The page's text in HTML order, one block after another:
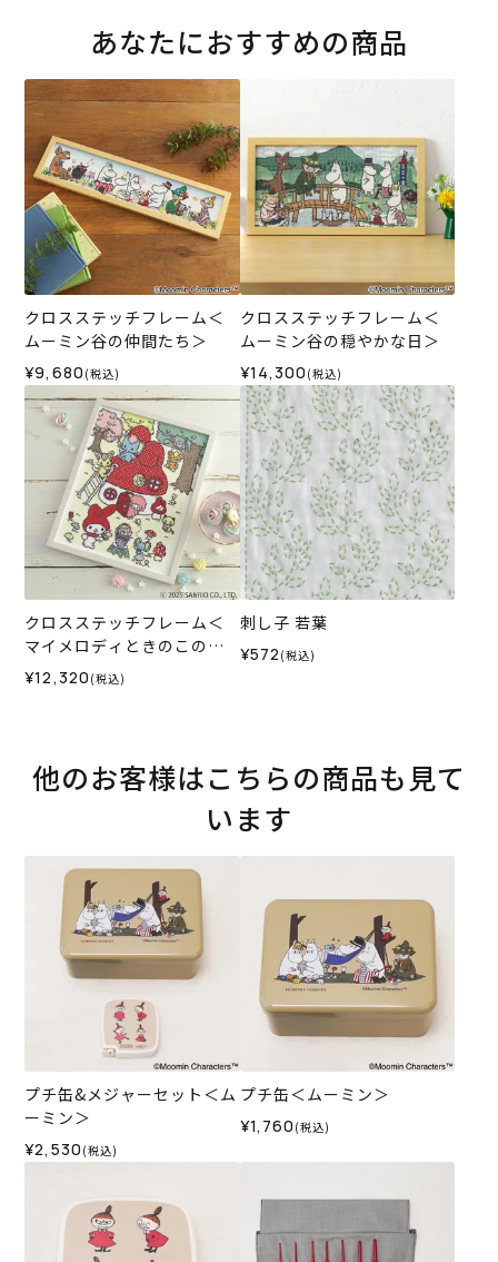
あなたにおすすめの商品
クロスステッチフレーム＜
ムーミン谷の仲間たち＞
¥9,680 (税込)
クロスステッチフレーム＜
ムーミン谷の穏やかな日＞
¥14,300 (税込)
クロスステッチフレーム＜
マイメロディときのこの森
＞
¥12,320 (税込)
刺し子 若葉
¥572 (税込)
他のお客様はこちらの商品も見て
います
プチ缶&メジャーセット＜ム
ーミン＞
¥2,530 (税込)
プチ缶＜ムーミン＞
¥1,760 (税込)